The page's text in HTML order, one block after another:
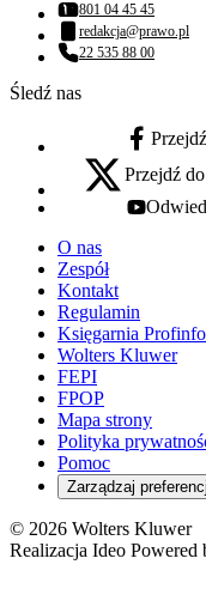
Numer telefonu:
801 04 45 45
Adres email:
redakcja@prawo.pl
Numer telefonu:
22 535 88 00
Śledź nas
facebook -
x - otwiera się w
Przejdź
youtube -
O nas
Zespół
Kontakt
Regulamin
Księgarnia
Wolters Kluwer
FEPI
FPOP
Mapa strony
Polityka
Pomoc
Zarządzaj
© 2026 Wolters Kluwer
Realizacja Ideo Powered